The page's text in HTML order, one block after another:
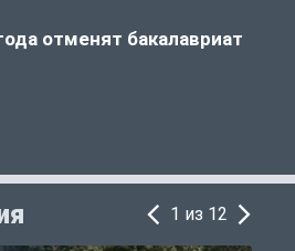
отменят бакалавриат
1 из 12